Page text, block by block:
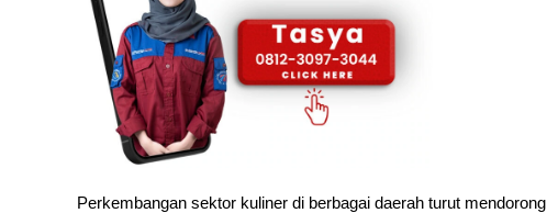
Perkembangan sektor kuliner di berbagai daerah turut